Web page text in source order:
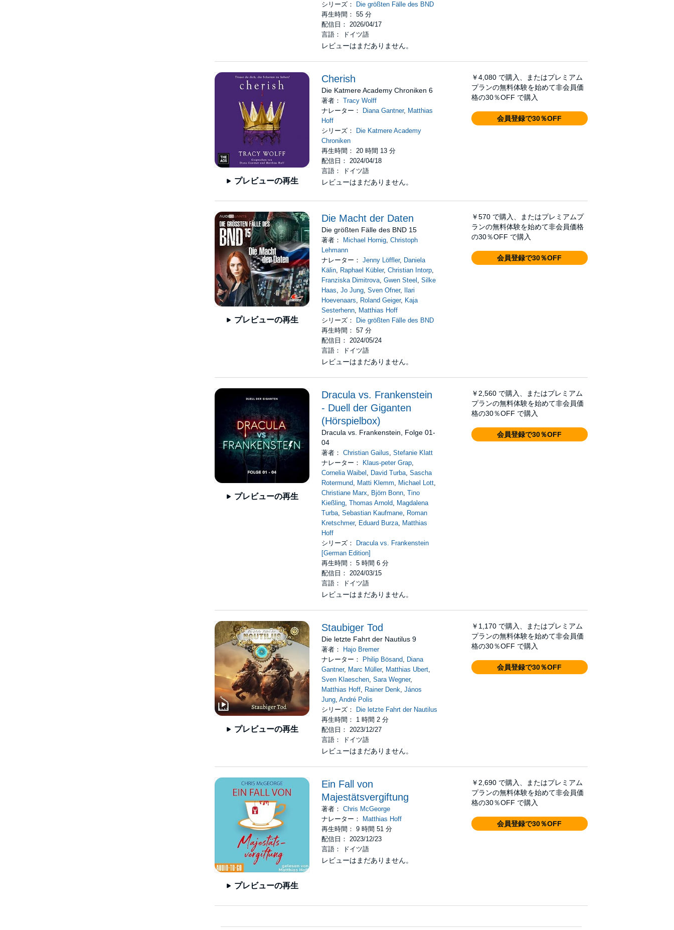
シリーズ：
Die größten Fälle des BND
再生時間： 55 分
配信日： 2026/04/17
言語： ドイツ語
レビューはまだありません。
プレビューの再生
Cherish
Die Katmere Academy Chroniken 6
著者：Tracy Wolff
ナレーター：
Diana Gantner, Matthias
Hoff
シリーズ：
Die Katmere Academy
Chroniken
再生時間： 20 時間 13 分
配信日： 2024/04/18
言語： ドイツ語
レビューはまだありません。
￥4,080 で購入、またはプレミアム
プランの無料体験を始めて非会員価
格の30％OFF で購入
会員登録で30％OFF
プレビューの再生
Die Macht der Daten
Die größten Fälle des BND 15
著者： Michael Hornig ,Christoph
Lehmann
ナレーター：Jenny Löffler, Daniela
Kälin Raphael Kübler,Christian Intorp
Franziska Dimitrova ,Gwen Steel ,Silke
Haas ,Jo Jung ,Sven Ofner, Ilari
Hoevenaars
Roland Geiger, Kaja
Sesterhenn Matthias Hoff
シリーズ： Die größten Fälle des BND
再生時間： 57 分
配信日： 2024/05/24
言語： ドイツ語
レビューはまだありません。
￥570 で購入、またはプレミアムプ
ランの無料体験を始めて非会員価格
の30％OFF で購入
会員登録で30％OFF
プレビューの再生
Dracula vs. Frankenstein
- Duell der Giganten
(Hörspielbox)
Dracula vs. Frankenstein, Folge 01-
04
著者：Christian Gailus ,Stefanie Klatt
ナレーター： Klaus-peter Grap
Cornelia Waibel
David Turba ,Sascha
Rotermund Matti Klemm Michael Lott
Christiane Marx
Björn Bonn ,Tino
Kießling ,Thomas Arnold Magdalena
Turba ,Sebastian Kaufmane Roman
Kretschmer, Eduard Burza Matthias
Hoff
シリーズ： Dracula vs. Frankenstein
[German Edition]
再生時間： 5 時間 6 分
配信日： 2024/03/15
言語： ドイツ語
レビューはまだありません。
￥2,560 で購入、またはプレミアム
プランの無料体験を始めて非会員価
格の30％OFF で購入
会員登録で30％OFF
プレビューの再生
Staubiger Tod
Die letzte Fahrt der Nautilus 9
著者： Hajo Bremer
ナレーター： Philip Bösand Diana
Gantner, Marc Müller, Matthias Ubert
Sven Klaeschen ,Sara Wegner,
Matthias Hoff Rainer Denk ,János
Jung ,André Polis
シリーズ： Die letzte Fahrt der Nautilus
再生時間： 1 時間 2 分
配信日： 2023/12/27
言語： ドイツ語
レビューはまだありません。
￥1,170 で購入、またはプレミアム
プランの無料体験を始めて非会員価
格の30％OFF で購入
会員登録で30％OFF
プレビューの再生
Ein Fall von
Majestätsvergiftung
著者：Chris McGeorge
ナレーター： Matthias Hoff
再生時間： 9 時間 51 分
配信日： 2023/12/23
言語： ドイツ語
レビューはまだありません。
￥2,690 で購入、またはプレミアム
プランの無料体験を始めて非会員価
格の30％OFF で購入
会員登録で30％OFF